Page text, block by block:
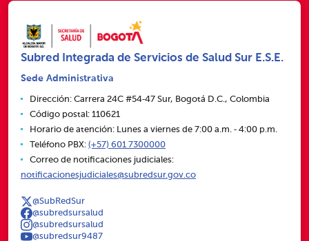
Subred Integrada de Servicios de Salud Sur E.S.E.
Sede Administrativa
Dirección: Carrera 24C #54‑47 Sur, Bogotá D.C., Colombia
Código postal: 110621
Horario de atención: Lunes a viernes de 7:00 a.m. ‑ 4:00 p.m.
Teléfono PBX: (+57) 601 7300000
Correo de notificaciones judiciales:
notificacionesjudiciales@subredsur.gov.co
@SubRedSur
@subredsursalud
@subredsursalud
@subredsur9487